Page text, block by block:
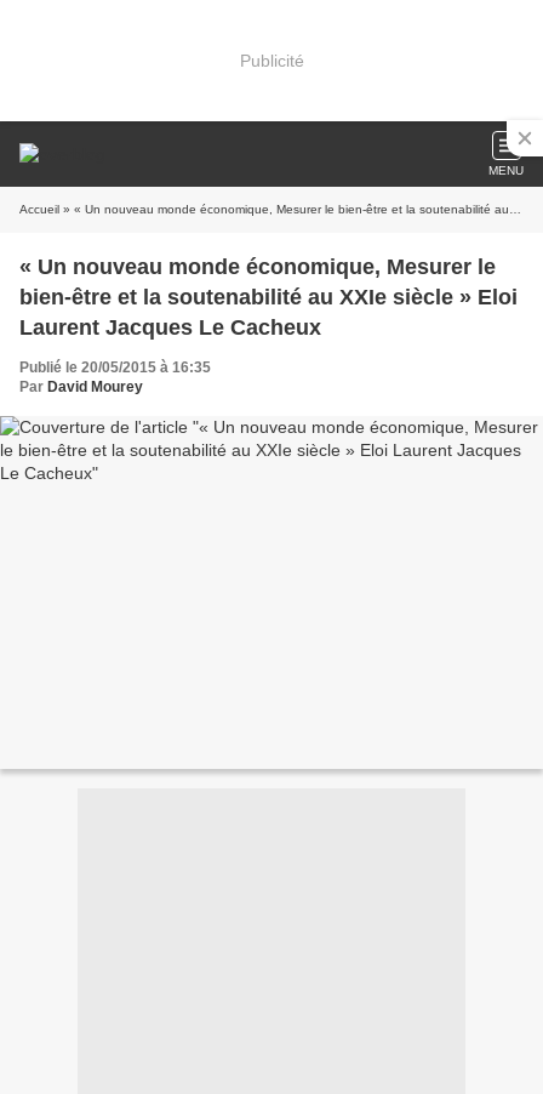
Publicité
MENU
Accueil » « Un nouveau monde économique, Mesurer le bien-être et la soutenabilité au XXIe siècle » Eloi Laurent Jacques Le Cacheux
« Un nouveau monde économique, Mesurer le
bien-être et la soutenabilité au XXIe siècle » Eloi
Laurent Jacques Le Cacheux
Publié le 20/05/2015 à 16:35
Par David Mourey